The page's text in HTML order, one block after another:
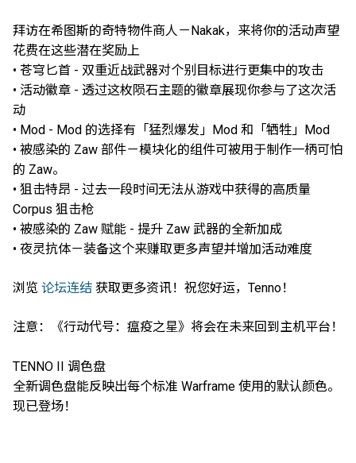
拜访在希图斯的奇特物件商人－Nakak，来将你的活动声望
花费在这些潜在奖励上
• 苍穹匕首 - 双重近战武器对个别目标进行更集中的攻击
• 活动徽章 - 透过这枚陨石主题的徽章展现你参与了这次活
动
• Mod - Mod 的选择有「猛烈爆发」Mod 和「牺牲」Mod
• 被感染的 Zaw 部件－模块化的组件可被用于制作一柄可怕
的 Zaw。
• 狙击特昂 - 过去一段时间无法从游戏中获得的高质量
Corpus 狙击枪
• 被感染的 Zaw 赋能 - 提升 Zaw 武器的全新加成
• 夜灵抗体－装备这个来赚取更多声望并增加活动难度
浏览 论坛连结 获取更多资讯！祝您好运，Tenno！
注意：《行动代号：瘟疫之星》将会在未来回到主机平台！
TENNO II 调色盘
全新调色盘能反映出每个标准 Warframe 使用的默认颜色。
现已登场！